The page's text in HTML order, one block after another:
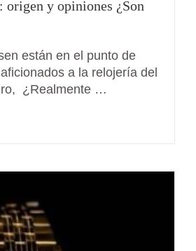
origen y opiniones ¿Son
están en el punto de
a la relojería del
¿Realmente …